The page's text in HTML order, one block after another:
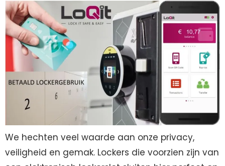
We hechten veel waarde aan onze privacy,
veiligheid en gemak. Lockers die voorzien zijn van